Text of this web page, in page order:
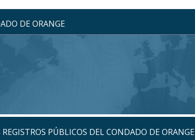
DE ORANGE
PÚBLICOS DEL CONDADO DE ORANGE